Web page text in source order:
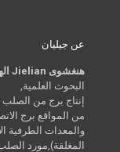
عن جيليان
هنغشوى Jielian الهيكل المعدني شركة, المحدودة
البحوث العلمية,
إنتاج برج من
من المواقع برج
والمعدات الطرفية
المغلقة),مورد